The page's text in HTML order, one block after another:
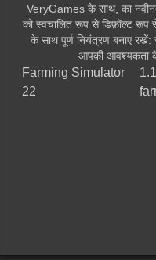
VeryGames के साथ, का
को स्वचालित रूप से डिफ़ॉल्ट रूप
के साथ पूर्ण नियंत्रण बनाए रखें:
आपकी आवश्यकता के
Farming Simulator
22